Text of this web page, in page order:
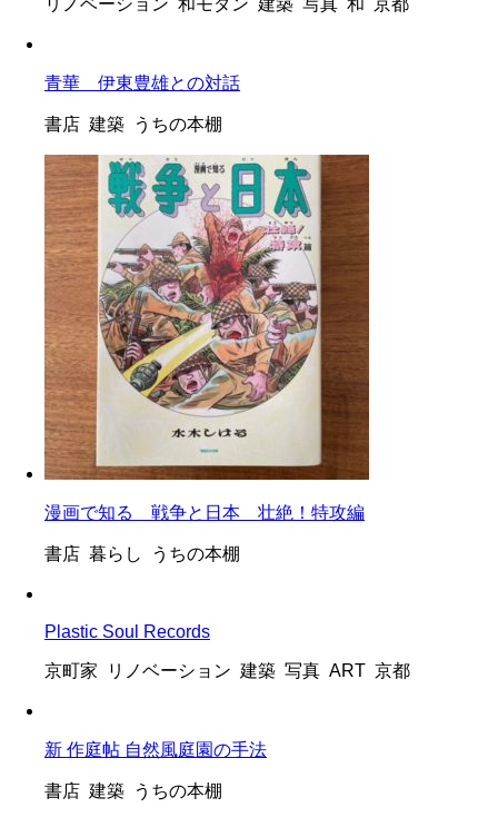
青華 伊東豊雄との対話
書店 建築 うちの本棚
漫画で知る 戦争と日本 壮絶！特攻編
書店 暮らし うちの本棚
Plastic Soul Records
京町家 リノベーション 建築 写真 ART 京都
新 作庭帖 自然風庭園の手法
書店 建築 うちの本棚